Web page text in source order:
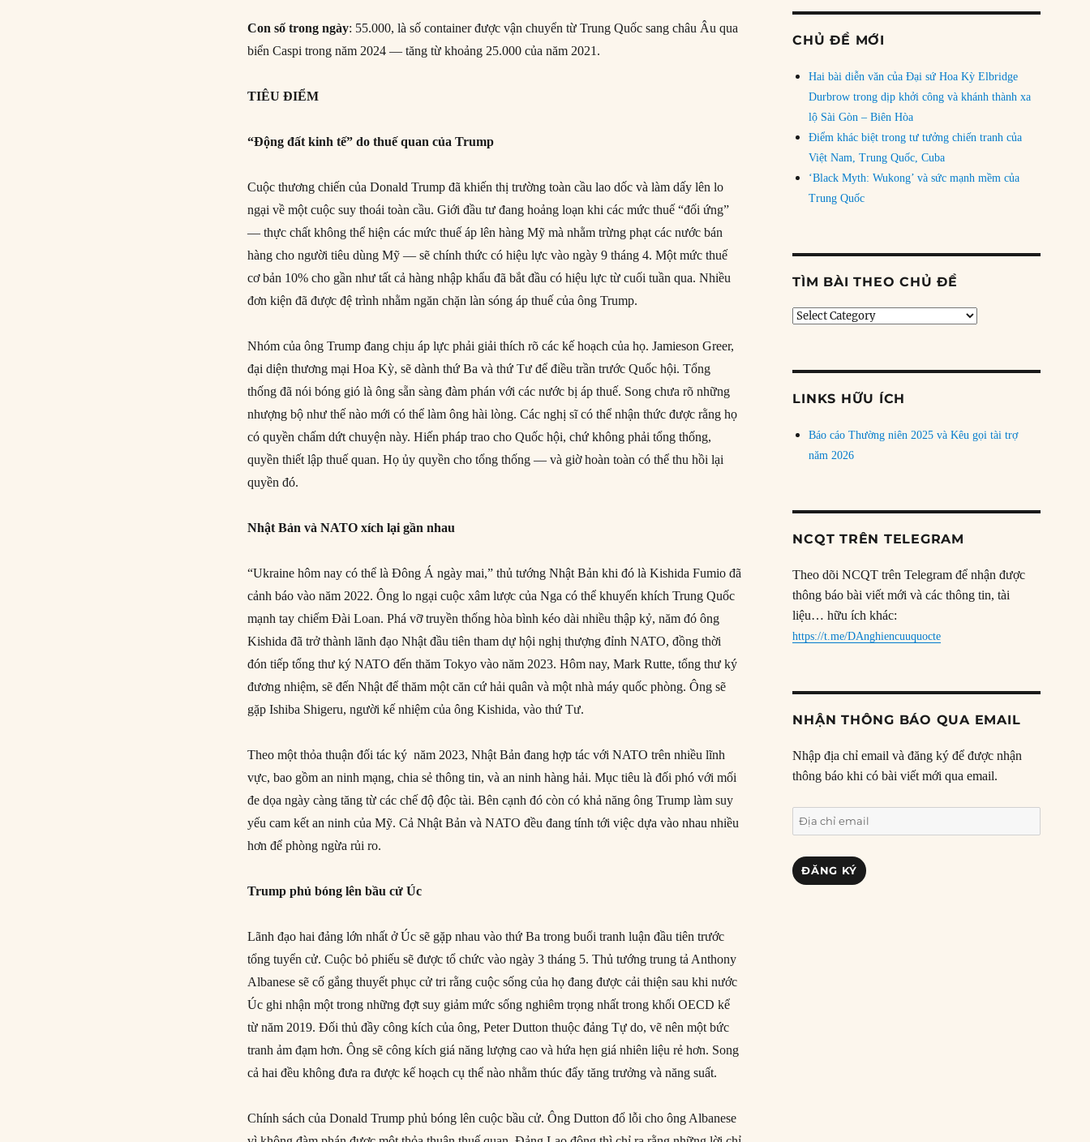
Con số trong ngày: 55.000, là số container được vận chuyển từ Trung Quốc sang châu Âu qua
biển Caspi trong năm 2024 — tăng từ khoảng 25.000 của năm 2021.
TIÊU ĐIỂM
“Động đất kinh tế” do thuế quan của Trump
Cuộc thương chiến của Donald Trump đã khiến thị trường toàn cầu lao dốc và làm dấy lên lo
ngại về một cuộc suy thoái toàn cầu. Giới đầu tư đang hoảng loạn khi các mức thuế “đối ứng”
— thực chất không thể hiện các mức thuế áp lên hàng Mỹ mà nhằm trừng phạt các nước bán
hàng cho người tiêu dùng Mỹ — sẽ chính thức có hiệu lực vào ngày 9 tháng 4. Một mức thuế
cơ bản 10% cho gần như tất cả hàng nhập khẩu đã bắt đầu có hiệu lực từ cuối tuần qua. Nhiều
đơn kiện đã được đệ trình nhằm ngăn chặn làn sóng áp thuế của ông Trump.
Nhóm của ông Trump đang chịu áp lực phải giải thích rõ các kế hoạch của họ. Jamieson Greer,
đại diện thương mại Hoa Kỳ, sẽ dành thứ Ba và thứ Tư để điều trần trước Quốc hội. Tổng
thống đã nói bóng gió là ông sẵn sàng đàm phán với các nước bị áp thuế. Song chưa rõ những
nhượng bộ như thế nào mới có thể làm ông hài lòng. Các nghị sĩ có thể nhận thức được rằng họ
có quyền chấm dứt chuyện này. Hiến pháp trao cho Quốc hội, chứ không phải tổng thống,
quyền thiết lập thuế quan. Họ ủy quyền cho tổng thống — và giờ hoàn toàn có thể thu hồi lại
quyền đó.
Nhật Bản và NATO xích lại gần nhau
“Ukraine hôm nay có thể là Đông Á ngày mai,” thủ tướng Nhật Bản khi đó là Kishida Fumio đã
cảnh báo vào năm 2022. Ông lo ngại cuộc xâm lược của Nga có thể khuyến khích Trung Quốc
mạnh tay chiếm Đài Loan. Phá vỡ truyền thống hòa bình kéo dài nhiều thập kỷ, năm đó ông
Kishida đã trở thành lãnh đạo Nhật đầu tiên tham dự hội nghị thượng đỉnh NATO, đồng thời
đón tiếp tổng thư ký NATO đến thăm Tokyo vào năm 2023. Hôm nay, Mark Rutte, tổng thư ký
đương nhiệm, sẽ đến Nhật để thăm một căn cứ hải quân và một nhà máy quốc phòng. Ông sẽ
gặp Ishiba Shigeru, người kế nhiệm của ông Kishida, vào thứ Tư.
Theo một thỏa thuận đối tác ký năm 2023, Nhật Bản đang hợp tác với NATO trên nhiều lĩnh
vực, bao gồm an ninh mạng, chia sẻ thông tin, và an ninh hàng hải. Mục tiêu là đối phó với mối
đe dọa ngày càng tăng từ các chế độ độc tài. Bên cạnh đó còn có khả năng ông Trump làm suy
yếu cam kết an ninh của Mỹ. Cả Nhật Bản và NATO đều đang tính tới việc dựa vào nhau nhiều
hơn để phòng ngừa rủi ro.
Trump phủ bóng lên bầu cử Úc
Lãnh đạo hai đảng lớn nhất ở Úc sẽ gặp nhau vào thứ Ba trong buổi tranh luận đầu tiên trước
tổng tuyển cử. Cuộc bỏ phiếu sẽ được tổ chức vào ngày 3 tháng 5. Thủ tướng trung tả Anthony
Albanese sẽ cố gắng thuyết phục cử tri rằng cuộc sống của họ đang được cải thiện sau khi nước
Úc ghi nhận một trong những đợt suy giảm mức sống nghiêm trọng nhất trong khối OECD kể
từ năm 2019. Đối thủ đầy công kích của ông, Peter Dutton thuộc đảng Tự do, vẽ nên một bức
tranh ảm đạm hơn. Ông sẽ công kích giá năng lượng cao và hứa hẹn giá nhiên liệu rẻ hơn. Song
cả hai đều không đưa ra được kế hoạch cụ thể nào nhằm thúc đẩy tăng trưởng và năng suất.
Chính sách của Donald Trump phủ bóng lên cuộc bầu cử. Ông Dutton đổ lỗi cho ông Albanese
CHỦ ĐỀ MỚI
Hai bài diễn văn của Đại sứ Hoa Kỳ Elbridge
Durbrow trong dịp khởi công và khánh thành xa
lộ Sài Gòn – Biên Hòa
Điểm khác biệt trong tư tưởng chiến tranh của
Việt Nam, Trung Quốc, Cuba
‘Black Myth: Wukong’ và sức mạnh mềm của
Trung Quốc
TÌM BÀI THEO CHỦ ĐỀ
Tìm
LINKS HỮU ÍCH
Báo cáo Thường niên 2025 và Kêu gọi tài trợ
năm 2026
NCQT TRÊN TELEGRAM
Theo dõi NCQT trên Telegram để nhận được
thông báo bài viết mới và các thông tin, tài
liệu… hữu ích khác:
https://t.me/DAnghiencuuquocte
NHẬN THÔNG BÁO QUA EMAIL
Nhập địa chỉ email và đăng ký để được nhận
thông báo khi có bài viết mới qua email.
Địa
chỉ
email
ĐĂNG KÝ